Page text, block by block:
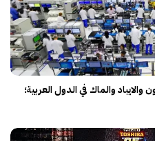
والماك في الدول العربية؛